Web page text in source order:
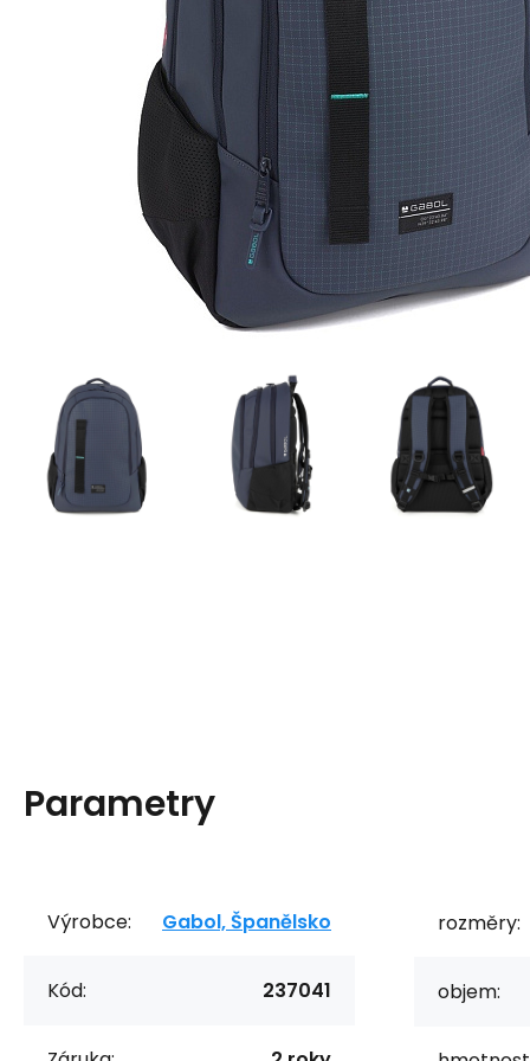
Parametry
Výrobce: Gabol, Španělsko
Kód: 237041
rozměry:
objem: